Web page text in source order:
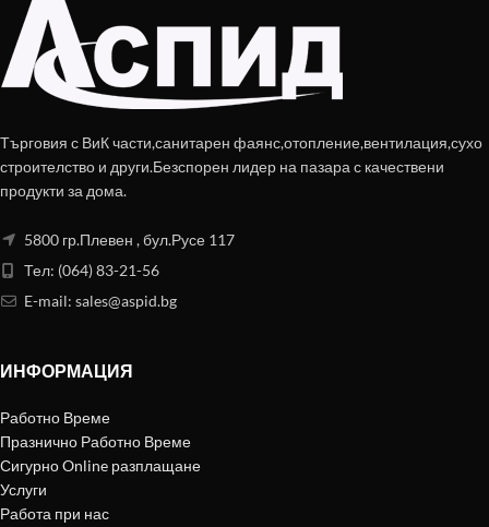
Търговия с ВиК части,санитарен фаянс,отопление,вентилация,сухо
строителство и други.Безспорен лидер на пазара с качествени
продукти за дома.
5800 гр.Плевен , бул.Русе 117
Тел: (064) 83-21-56
E-mail: sales@aspid.bg
ИНФОРМАЦИЯ
Работно Време
Празнично Работно Време
Сигурно Online разплащане
Услуги
Работа при нас